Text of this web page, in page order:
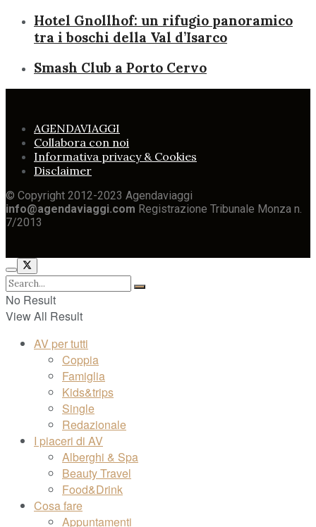
Hotel Gnollhof: un rifugio panoramico
tra i boschi della Val d’Isarco
Smash Club a Porto Cervo
AGENDAVIAGGI
Collabora con noi
Informativa privacy & Cookies
Disclaimer
© Copyright 2012-2023 Agendaviaggi
info@agendaviaggi.com Registrazione Tribunale Monza n.
7/2013
No Result
View All Result
AV per tutti
Coppia
Famiglia
Kids&trips
Single
Redazionale
I piaceri di AV
Alberghi & Spa
Beauty Travel
Food&Drink
Cosa fare
Appuntamenti